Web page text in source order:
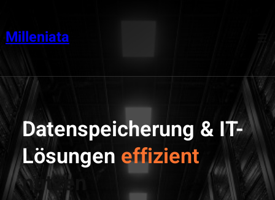
springen
Milleniata
Datenspeicherung & IT-
Lösungen effizient
nutzen